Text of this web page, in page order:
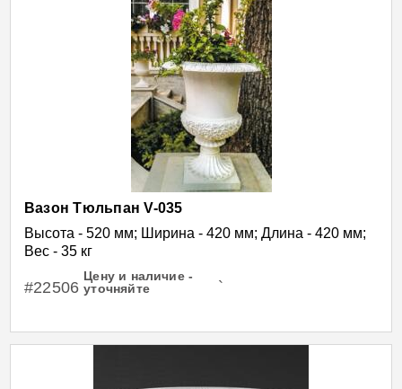
Вазон Тюльпан V-035
Высота - 520 мм; Ширина - 420 мм; Длина - 420 мм;
Вес - 35 кг
#22506
Цену и наличие -
уточняйте
`